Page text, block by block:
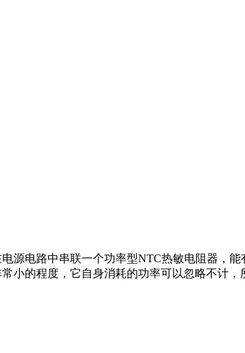
源电路中串联一个功率型NTC热敏电阻器，
小的程度，它自身消耗的功率可以忽略不计